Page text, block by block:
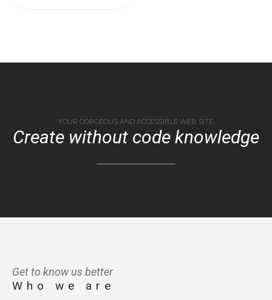
YOUR GORGEOUS AND ACCESSIBLE WEB SITE.
Create without code knowledge
Get to know us better
Who we are